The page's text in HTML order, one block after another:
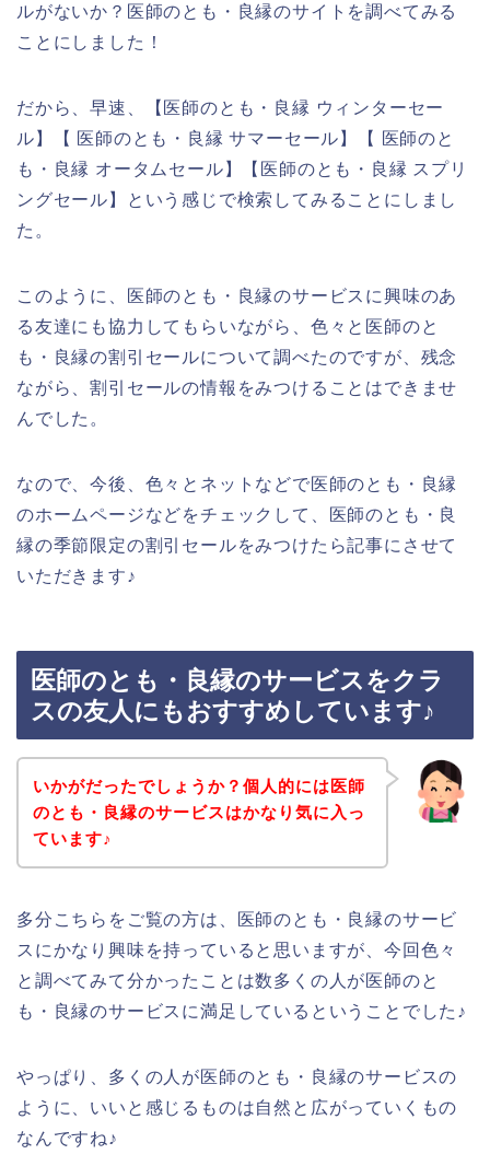
ルがないか？医師のとも・良縁のサイトを調べてみる
ことにしました！
だから、早速、【医師のとも・良縁 ウィンターセー
ル】【 医師のとも・良縁 サマーセール】【 医師のと
も・良縁 オータムセール】【医師のとも・良縁 スプリ
ングセール】という感じで検索してみることにしまし
た。
このように、医師のとも・良縁のサービスに興味のあ
る友達にも協力してもらいながら、色々と医師のと
も・良縁の割引セールについて調べたのですが、残念
ながら、割引セールの情報をみつけることはできませ
んでした。
なので、今後、色々とネットなどで医師のとも・良縁
のホームページなどをチェックして、医師のとも・良
縁の季節限定の割引セールをみつけたら記事にさせて
いただきます♪
医師のとも・良縁のサービスをクラ
スの友人にもおすすめしています♪
いかがだったでしょうか？個人的には医師
のとも・良縁のサービスはかなり気に入っ
ています♪
多分こちらをご覧の方は、医師のとも・良縁のサービ
スにかなり興味を持っていると思いますが、今回色々
と調べてみて分かったことは数多くの人が医師のと
も・良縁のサービスに満足しているということでした♪
やっぱり、多くの人が医師のとも・良縁のサービスの
ように、いいと感じるものは自然と広がっていくもの
なんですね♪